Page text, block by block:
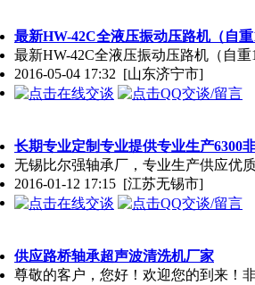
最新HW-42C全液压振动压路机（自重
最新HW-42C全液压振动压路机（自
2016-05-04 17:32 [山东济宁市]
长期专业定制专业提供专业生产6300
无锡比尔强轴承厂，专业生产供应优
2016-01-12 17:15 [江苏无锡市]
供应路桥轴承超声波清洗机厂家
尊敬的客户，您好！欢迎您的到来！